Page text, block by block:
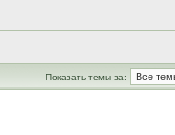
Показать темы за: